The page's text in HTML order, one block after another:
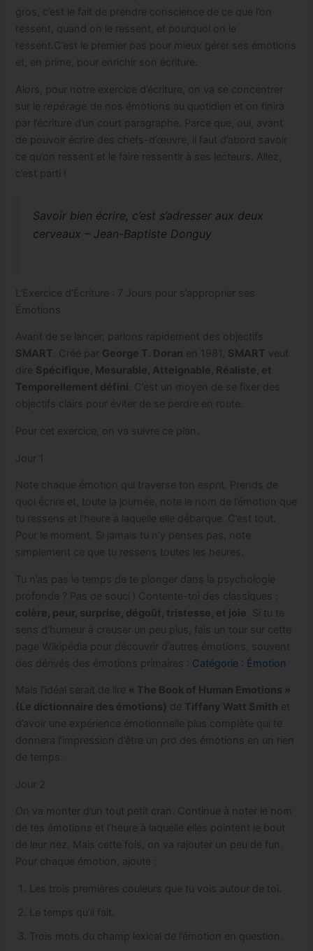
gros, c’est le fait de prendre conscience de ce que l’on
ressent, quand on le ressent, et pourquoi on le
ressent.C’est le premier pas pour mieux gérer ses émotions
et, en prime, pour enrichir son écriture.
Alors, pour notre exercice d’écriture, on va se concentrer
sur le repérage de nos émotions au quotidien et on finira
par l’écriture d’un court paragraphe. Parce que, oui, avant
de pouvoir écrire des chefs-d’œuvre, il faut d’abord savoir
ce qu’on ressent et le faire ressentir à ses lecteurs. Allez,
c’est parti !
Savoir bien écrire, c’est s’adresser aux deux
cerveaux – Jean-Baptiste Donguy
L’Exercice d’Écriture : 7 Jours pour s’approprier ses
Émotions
Avant de se lancer, parlons rapidement des objectifs
SMART . Créé par George T. Doran en 1981, SMART veut
dire Spécifique, Mesurable, Atteignable, Réaliste, et
Temporellement défini . C’est un moyen de se fixer des
objectifs clairs pour éviter de se perdre en route.
Pour cet exercice, on va suivre ce plan.
Jour 1
Note chaque émotion qui traverse ton esprit. Prends de
quoi écrire et, toute la journée, note le nom de l’émotion que
tu ressens et l’heure à laquelle elle débarque. C’est tout.
Pour le moment. Si jamais tu n’y penses pas, note
simplement ce que tu ressens toutes les heures.
Tu n’as pas le temps de te plonger dans la psychologie
profonde ? Pas de souci ! Contente-toi des classiques :
colère, peur, surprise, dégoût, tristesse, et joie . Si tu te
sens d’humeur à creuser un peu plus, fais un tour sur cette
page Wikipédia pour découvrir d’autres émotions, souvent
des dérivés des émotions primaires : Catégorie : Émotion
Mais l’idéal serait de lire « The Book of Human Emotions »
(Le dictionnaire des émotions) de Tiffany Watt Smith et
d’avoir une expérience émotionnelle plus complète qui te
donnera l’impression d’être un pro des émotions en un rien
de temps.
Jour 2
On va monter d’un tout petit cran. Continue à noter le nom
de tes émotions et l’heure à laquelle elles pointent le bout
de leur nez. Mais cette fois, on va rajouter un peu de fun.
Pour chaque émotion, ajoute :
Les trois premières couleurs que tu vois autour de toi.
Le temps qu’il fait.
Trois mots du champ lexical de l’émotion en question.